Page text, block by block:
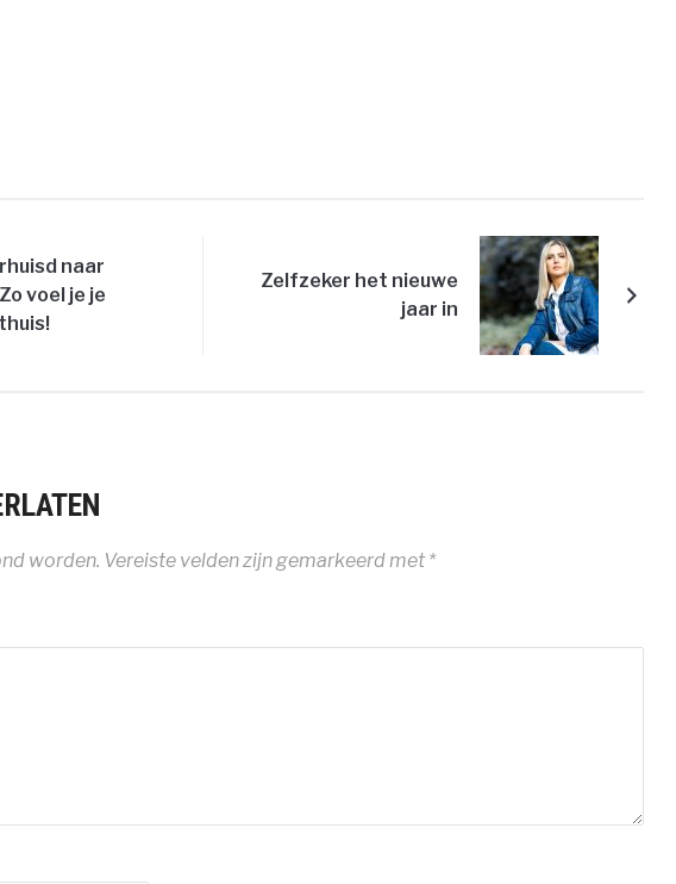
naar
voel je je
Zelfzeker het nieuwe
jaar in
worden. Vereiste velden zijn gemarkeerd met *